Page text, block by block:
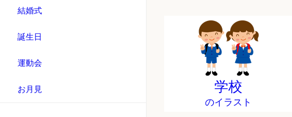
結婚式
誕生日
運動会
お月見 学校
のイラスト